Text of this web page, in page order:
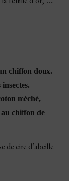
chiffon doux.
méché,
chiffon de
de cire d’abeille